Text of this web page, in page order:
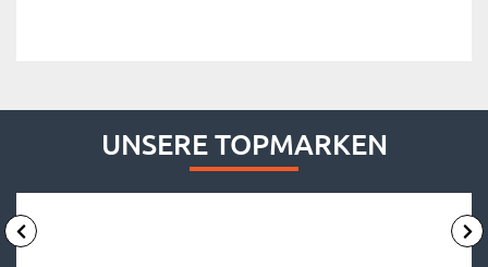
UNSERE TOPMARKEN